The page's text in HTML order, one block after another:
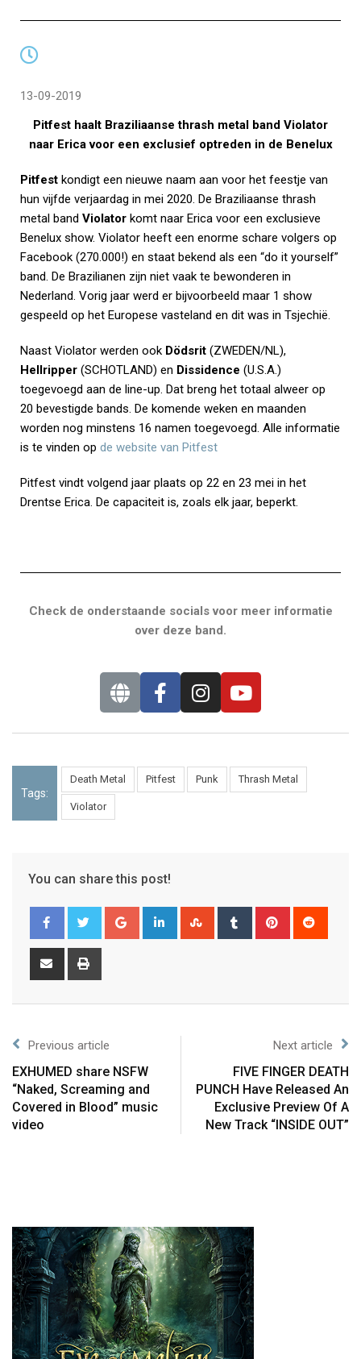
13-09-2019
Pitfest haalt Braziliaanse thrash metal band Violator
naar Erica voor een exclusief optreden in de Benelux
Pitfest kondigt een nieuwe naam aan voor het feestje van
hun vijfde verjaardag in mei 2020. De Braziliaanse thrash
metal band Violator komt naar Erica voor een exclusieve
Benelux show. Violator heeft een enorme schare volgers op
Facebook (270.000!) en staat bekend als een “do it yourself”
band. De Brazilianen zijn niet vaak te bewonderen in
Nederland. Vorig jaar werd er bijvoorbeeld maar 1 show
gespeeld op het Europese vasteland en dit was in Tsjechië.
Naast Violator werden ook Dödsrit (ZWEDEN/NL),
Hellripper (SCHOTLAND) en Dissidence (U.S.A.)
toegevoegd aan de line-up. Dat breng het totaal alweer op
20 bevestigde bands. De komende weken en maanden
worden nog minstens 16 namen toegevoegd. Alle informatie
is te vinden op de website van Pitfest
Pitfest vindt volgend jaar plaats op 22 en 23 mei in het
Drentse Erica. De capaciteit is, zoals elk jaar, beperkt.
Check de onderstaande socials voor meer informatie
over deze band.
Tags:
Death Metal Pitfest Punk Thrash Metal
Violator
You can share this post!
Previous article
EXHUMED share NSFW
“Naked, Screaming and
Covered in Blood” music
video
Next article
FIVE FINGER DEATH
PUNCH Have Released An
Exclusive Preview Of A
New Track “INSIDE OUT”